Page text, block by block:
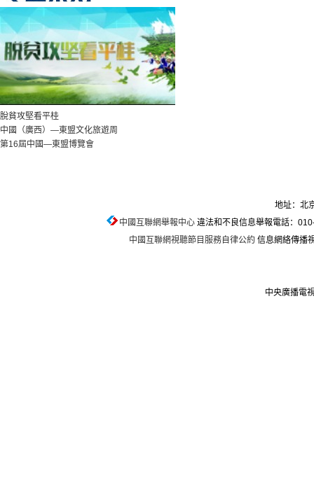
脫貧攻堅看平桂
中國（廣西）—東盟文化旅遊周
第16屆中國—東盟博覽會
地址：北
中國互聯網舉報中心違法和不良信息舉報電話：
中國互聯網視聽節目服務自律公約 信息網絡傳播
中央廣播電